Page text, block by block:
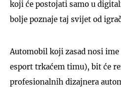
koji će postojati samo u
bolje poznaje taj svijet od
Automobil koji zasad nosi
esport trkaćem timu), bit će
profesionalnih dizajnera